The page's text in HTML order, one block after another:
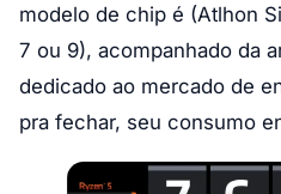
modelo de chip é (Atlhon
7 ou 9), acompanhado da
dedicado ao mercado de
pra fechar, seu consumo